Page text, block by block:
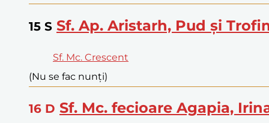
15 S Sf. Ap. Aristarh, Pud și
Sf. Mc. Crescent
(Nu se fac nunți)
16 D Sf. Mc. fecioare Agapia,